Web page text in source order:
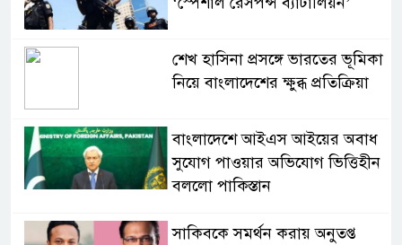
শেখ হাসিনা প্রসঙ্গে ভারতের ভূমিকা
নিয়ে বাংলাদেশের ক্ষুব্ধ প্রতিক্রিয়া
বাংলাদেশে আইএস আইয়ের অবাধ
সুযোগ পাওয়ার অভিযোগ ভিত্তিহীন
বললো পাকিস্তান
সাকিবকে সমর্থন করায় অনুতপ্ত